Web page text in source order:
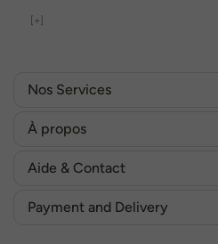
[+]
Nos Services
À propos
Aide & Contact
Payment and Delivery